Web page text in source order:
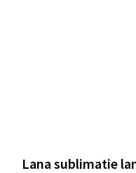
Lana sublimatie